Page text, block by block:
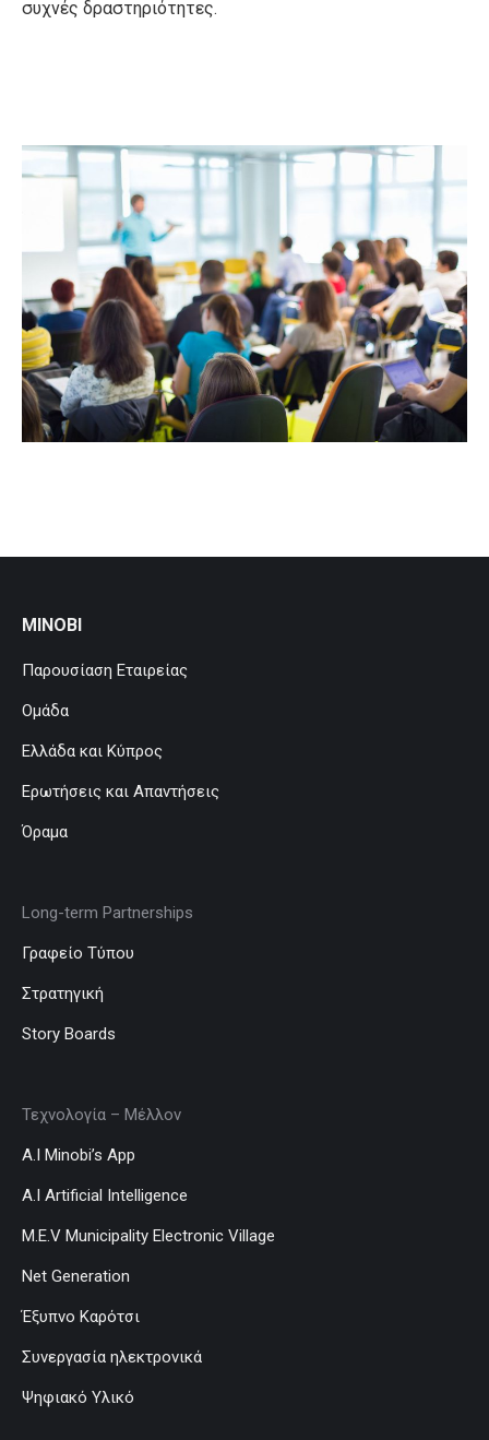
συχνές δραστηριότητες.
MINOBI
Παρουσίαση Εταιρείας
Ομάδα
Ελλάδα και Κύπρος
Ερωτήσεις και Απαντήσεις
Όραμα
Long-term Partnerships
Γραφείο Τύπου
Στρατηγική
Story Boards
Τεχνολογία – Μέλλον
A.I Minobi’s App
A.I Artificial Intelligence
M.E.V Municipality Electronic Village
Net Generation
Έξυπνο Καρότσι
Συνεργασία ηλεκτρονικά
Ψηφιακό Υλικό